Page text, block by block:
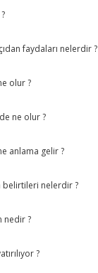
faydaları nelerdir ?
olur ?
ne olur ?
anlama gelir ?
belirtileri nelerdir ?
nedir ?
?